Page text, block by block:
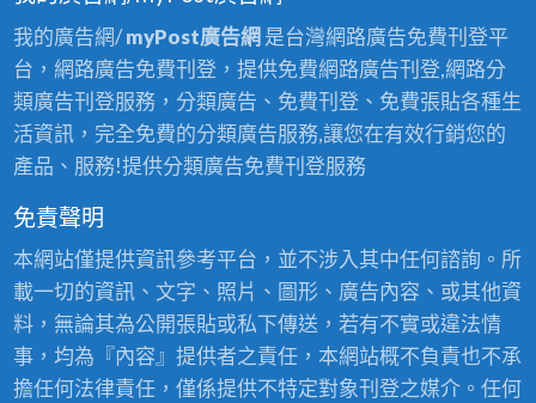
我的廣告網/myPost廣告網 是台灣網路廣告免費刊登平
台，網路廣告免費刊登，提供免費網路廣告刊登,網路分
類廣告刊登服務，分類廣告、免費刊登、免費張貼各種生
活資訊，完全免費的分類廣告服務,讓您在有效行銷您的
產品、服務!提供分類廣告免費刊登服務
免責聲明
本網站僅提供資訊參考平台，並不涉入其中任何諮詢。所
載一切的資訊、文字、照片、圖形、廣告內容、或其他資
料，無論其為公開張貼或私下傳送，若有不實或違法情
事，均為『內容』提供者之責任，本網站概不負責也不承
擔任何法律責任，僅係提供不特定對象刊登之媒介。任何